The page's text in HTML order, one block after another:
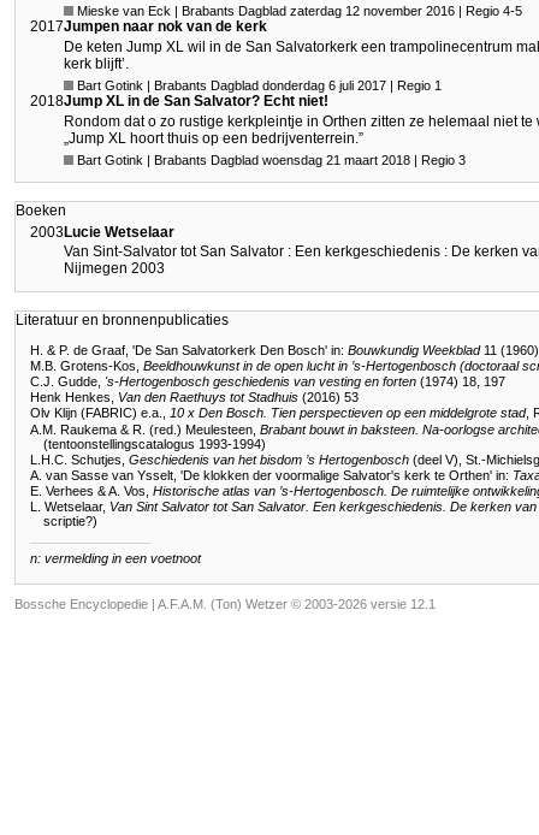
Mieske van Eck | Brabants Dagblad zaterdag 12 november 2016 | Regio 4-5
2017Jumpen naar nok van de kerk
De keten Jump XL wil in de San Salvatorkerk een trampolinecentrum
kerk blijft’.
Bart Gotink | Brabants Dagblad donderdag 6 juli 2017 | Regio 1
2018Jump XL in de San Salvator? Echt niet!
Rondom dat o zo rustige kerkpleintje in Orthen zitten ze helemaal niet
„Jump XL hoort thuis op een bedrijventerrein.”
Bart Gotink | Brabants Dagblad woensdag 21 maart 2018 | Regio 3
Boeken
2003Lucie Wetselaar
Van Sint-Salvator tot San Salvator : Een kerkgeschiedenis : De kerken
Nijmegen 2003
Literatuur en bronnenpublicaties
H. & P. de Graaf, 'De San Salvatorkerk Den Bosch' in: Bouwkundig Weekblad11
M.B. Grotens-Kos, Beeldhouwkunst in de open lucht in ’s-Hertogenbosch (doctoraal
C.J. Gudde, 's-Hertogenbosch geschiedenis van vesting en forten (1974) 18, 197
Henk Henkes, Van den Raethuys tot Stadhuis (2016) 53
Olv Klijn (FABRIC) e.a., 10 x Den Bosch. Tien perspectieven op een middelgrote stad,
A.M. Raukema & R. (red.) Meulesteen, Brabant bouwt in baksteen. Na-oorlogse
(tentoonstellingscatalogus 1993-1994)
L.H.C. Schutjes, Geschiedenis van het bisdom ’s Hertogenbosch (deel V), St.-
A. van Sasse van Ysselt, 'De klokken der voormalige Salvator's kerk te Orthen' in:
E. Verhees & A. Vos, Historische atlas van ’s-Hertogenbosch. De ruimtelijke
L. Wetselaar, Van Sint Salvator tot San Salvator. Een kerkgeschiedenis. De kerken
scriptie?)
n: vermelding in een voetnoot
Bossche Encyclopedie | A.F.A.M. (Ton) Wetzer © 2003-2026 versie 12.1